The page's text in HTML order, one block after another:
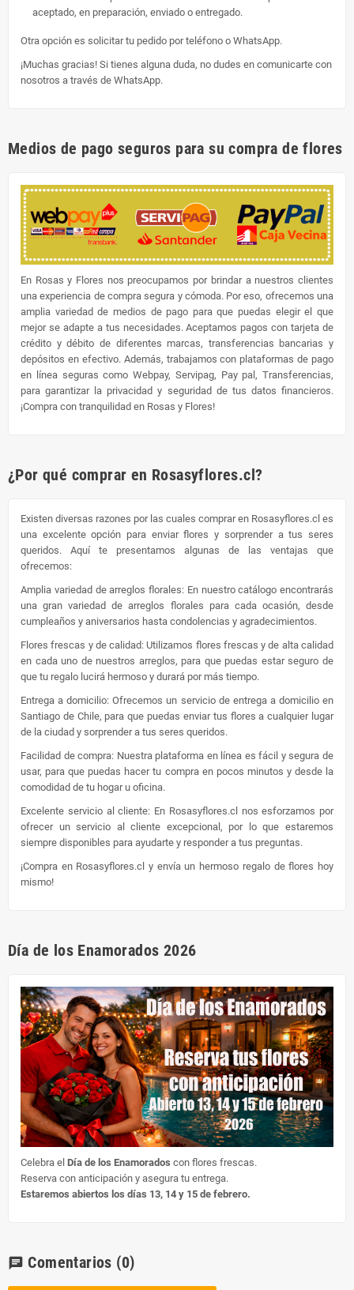
aceptado, en preparación, enviado o entregado.
Otra opción es solicitar tu pedido por teléfono o WhatsApp.
¡Muchas gracias! Si tienes alguna duda, no dudes en comunicarte con
nosotros a través de WhatsApp.
Medios de pago seguros para su compra de flores
En Rosas y Flores nos preocupamos por brindar a nuestros clientes
una experiencia de compra segura y cómoda. Por eso, ofrecemos una
amplia variedad de medios de pago para que puedas elegir el que
mejor se adapte a tus necesidades. Aceptamos pagos con tarjeta de
crédito y débito de diferentes marcas, transferencias bancarias y
depósitos en efectivo. Además, trabajamos con plataformas de pago
en línea seguras como Webpay, Servipag, Pay pal, Transferencias,
para garantizar la privacidad y seguridad de tus datos financieros.
¡Compra con tranquilidad en Rosas y Flores!
¿Por qué comprar en Rosasyflores.cl?
Existen diversas razones por las cuales comprar en Rosasyflores.cl es
una excelente opción para enviar flores y sorprender a tus seres
queridos. Aquí te presentamos algunas de las ventajas que
ofrecemos:
Amplia variedad de arreglos florales: En nuestro catálogo encontrarás
una gran variedad de arreglos florales para cada ocasión, desde
cumpleaños y aniversarios hasta condolencias y agradecimientos.
Flores frescas y de calidad: Utilizamos flores frescas y de alta calidad
en cada uno de nuestros arreglos, para que puedas estar seguro de
que tu regalo lucirá hermoso y durará por más tiempo.
Entrega a domicilio: Ofrecemos un servicio de entrega a domicilio en
Santiago de Chile, para que puedas enviar tus flores a cualquier lugar
de la ciudad y sorprender a tus seres queridos.
Facilidad de compra: Nuestra plataforma en línea es fácil y segura de
usar, para que puedas hacer tu compra en pocos minutos y desde la
comodidad de tu hogar u oficina.
Excelente servicio al cliente: En Rosasyflores.cl nos esforzamos por
ofrecer un servicio al cliente excepcional, por lo que estaremos
siempre disponibles para ayudarte y responder a tus preguntas.
¡Compra en Rosasyflores.cl y envía un hermoso regalo de flores hoy
mismo!
Día de los Enamorados 2026
Celebra el Día de los Enamorados con flores frescas.
Reserva con anticipación y asegura tu entrega.
Estaremos abiertos los días 13, 14 y 15 de febrero.
chat Comentarios (0)